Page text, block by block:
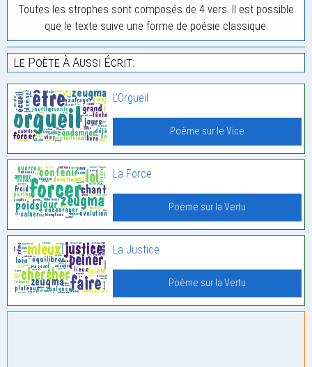
Toutes les strophes sont composés de 4 vers. Il est possible
que le texte suive une forme de poésie classique.
Le Poète À Aussi Écrit:
L’Orgueil
Poème sur le Vice
La Force
Poème sur la Vertu
La Justice
Poème sur la Vertu